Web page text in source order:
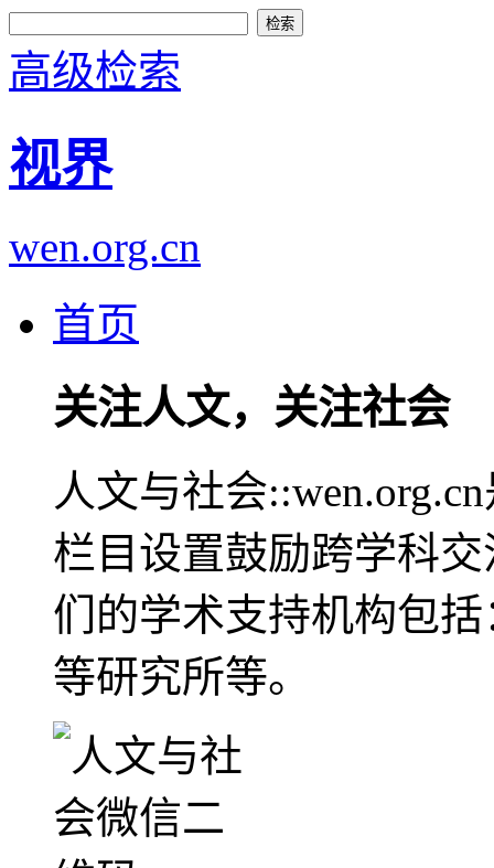
高级检索
视界
wen.org.cn
首页
关注人文，关注社会
人文与社会
栏目设置鼓励跨学科
们的学术支持机构包
等研究所等。